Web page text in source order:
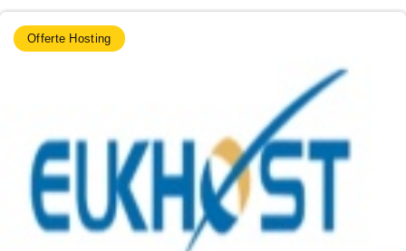
Offerte Hosting